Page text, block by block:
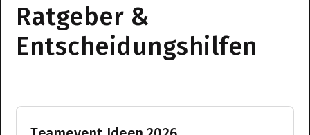
Ratgeber &
Entscheidungshilfen